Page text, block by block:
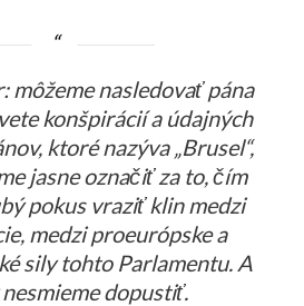
môžeme nasledovať pána
konšpirácií a údajných
ktoré nazýva „Brusel“,
jasne označiť za to, čím
pokus vraziť klin medzi
medzi proeurópske a
sily tohto Parlamentu. A
dopustiť.